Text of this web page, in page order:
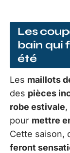
Les
bain qui
été
Les maillots
des pièces
robe estivale,
pour mettre
Cette saison,
feront